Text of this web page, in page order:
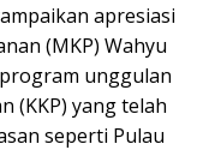
apresiasi
(MKP) Wahyu
unggulan
(KKP) yang telah
seperti Pulau